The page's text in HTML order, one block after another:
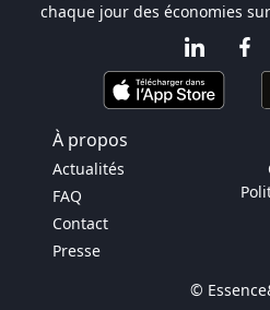
chaque jour des économies
À propos
Actualités
FAQ
Contact
Presse
©